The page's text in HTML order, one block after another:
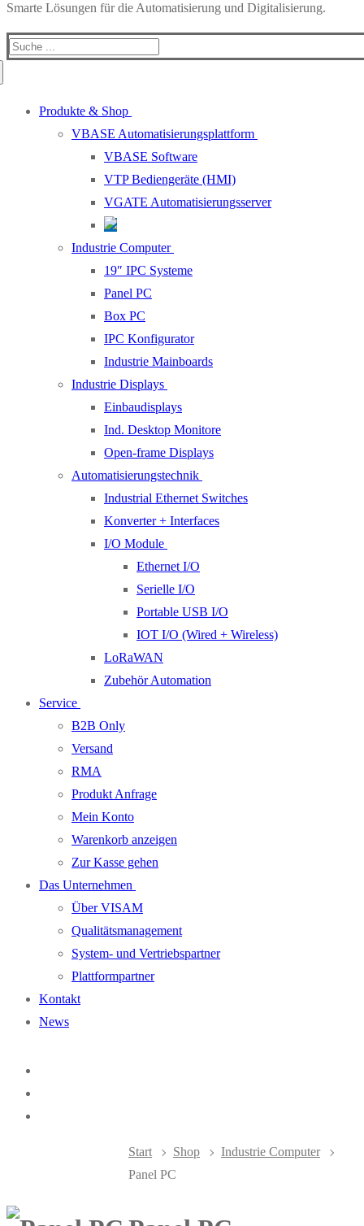
Smarte Lösungen für die Automatisierung und Digitalisierung.
Produkte & Shop
VBASE Automatisierungsplattform
VBASE Software
VTP Bediengeräte (HMI)
VGATE Automatisierungsserver
Industrie Computer
19″ IPC Systeme
Panel PC
Box PC
IPC Konfigurator
Industrie Mainboards
Industrie Displays
Einbaudisplays
Ind. Desktop Monitore
Open-frame Displays
Automatisierungstechnik
Industrial Ethernet Switches
Konverter + Interfaces
I/O Module
Ethernet I/O
Serielle I/O
Portable USB I/O
IOT I/O (Wired + Wireless)
LoRaWAN
Zubehör Automation
Service
B2B Only
Versand
RMA
Produkt Anfrage
Mein Konto
Warenkorb anzeigen
Zur Kasse gehen
Das Unternehmen
Über VISAM
Qualitätsmanagement
System- und Vertriebspartner
Plattformpartner
Kontakt
News
Start Shop
Industrie Computer
Panel PC